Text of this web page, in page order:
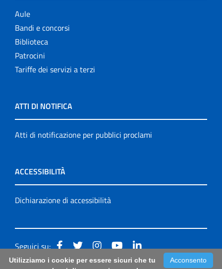
Aule
Bandi e concorsi
Biblioteca
Patrocini
Tariffe dei servizi a terzi
ATTI DI NOTIFICA
Atti di notificazione per pubblici proclami
ACCESSIBILITÀ
Dichiarazione di accessibilità
Seguici su:
Acconsento
Utilizziamo i cookie per essere sicuri che tu